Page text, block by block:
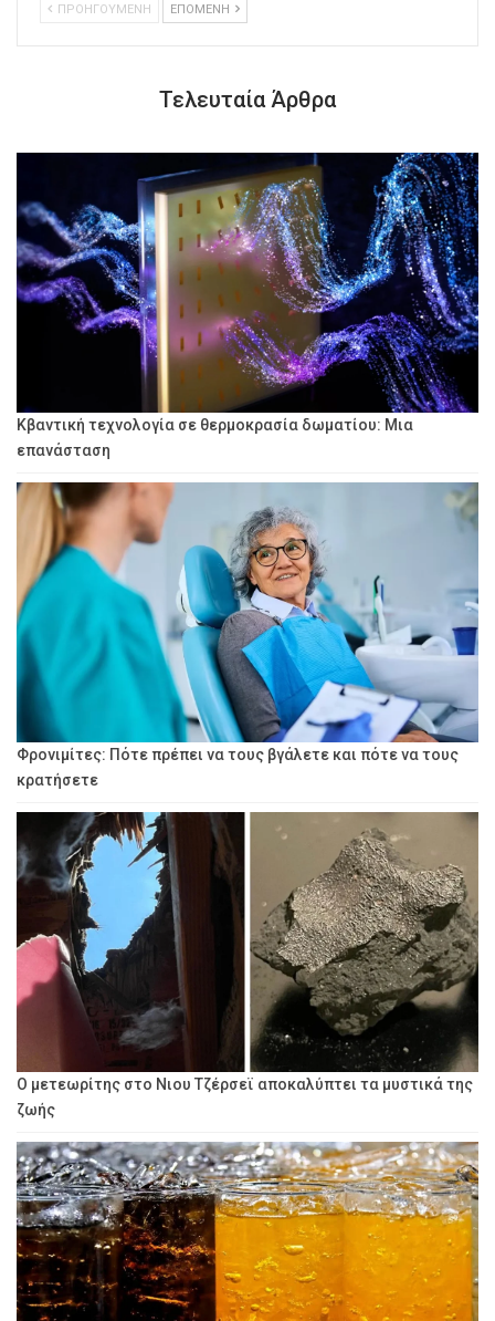
ΠΡΟΗΓΟΥΜΕΝΗ ΕΠΟΜΕΝΗ
Τελευταία Άρθρα
Κβαντική τεχνολογία σε θερμοκρασία δωματίου: Μια
επανάσταση
Φρονιμίτες: Πότε πρέπει να τους βγάλετε και πότε να τους
κρατήσετε
Ο μετεωρίτης στο Νιου Τζέρσεϊ αποκαλύπτει τα μυστικά της
ζωής